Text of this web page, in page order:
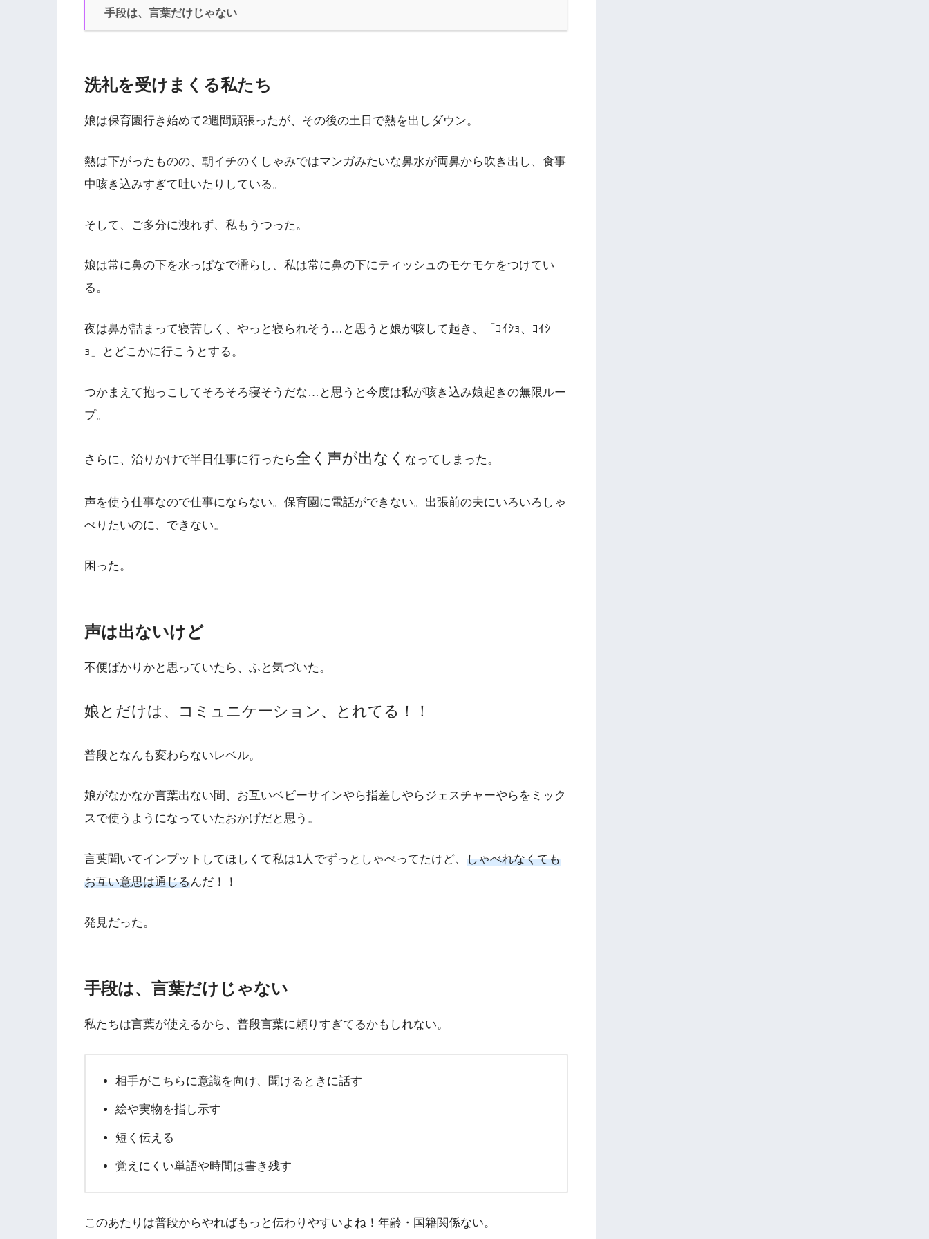
手段は、言葉だけじゃない
洗礼を受けまくる私たち
娘は保育園行き始めて2週間頑張ったが、その後の土日で熱を出しダウン。
熱は下がったものの、朝イチのくしゃみではマンガみたいな鼻水が両鼻から吹き出し、食事
中咳き込みすぎて吐いたりしている。
そして、ご多分に洩れず、私もうつった。
娘は常に鼻の下を水っぱなで濡らし、私は常に鼻の下にティッシュのモケモケをつけてい
る。
夜は鼻が詰まって寝苦しく、やっと寝られそう…と思うと娘が咳して起き、「ﾖｲｼｮ、ﾖｲｼ
ｮ」とどこかに行こうとする。
つかまえて抱っこしてそろそろ寝そうだな…と思うと今度は私が咳き込み娘起きの無限ルー
プ。
さらに、治りかけで半日仕事に行ったら全く声が出なく なってしまった。
声を使う仕事なので仕事にならない。保育園に電話ができない。出張前の夫にいろいろしゃ
べりたいのに、できない。
困った。
声は出ないけど
不便ばかりかと思っていたら、ふと気づいた。
娘とだけは、コミュニケーション、とれてる！！
普段となんも変わらないレベル。
娘がなかなか言葉出ない間、お互いベビーサインやら指差しやらジェスチャーやらをミック
スで使うようになっていたおかげだと思う。
言葉聞いてインプットしてほしくて私は1人でずっとしゃべってたけど、 しゃべれなくても
お互い意思は通じるんだ！！
発見だった。
手段は、言葉だけじゃない
私たちは言葉が使えるから、普段言葉に頼りすぎてるかもしれない。
相手がこちらに意識を向け、聞けるときに話す
絵や実物を指し示す
短く伝える
覚えにくい単語や時間は書き残す
このあたりは普段からやればもっと伝わりやすいよね！年齢・国籍関係ない。